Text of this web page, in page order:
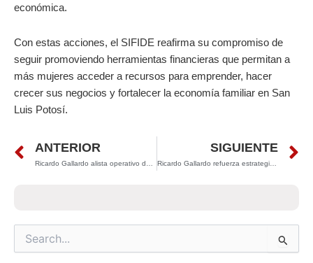
económica.
Con estas acciones, el SIFIDE reafirma su compromiso de
seguir promoviendo herramientas financieras que permitan a
más mujeres acceder a recursos para emprender, hacer
crecer sus negocios y fortalecer la economía familiar en San
Luis Potosí.
Prev
ANTERIOR SIGUIENTE
Ricardo Gallardo refuerza estrategia contra incendios forestales; reportan 47 siniestros en San Luis Potosí
Search
for: